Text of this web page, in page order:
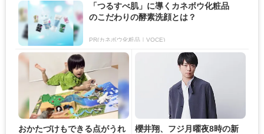
「つるすべ肌」に導くカネボウ化粧品
のこだわりの酵素洗顔とは？
PR(カネボウ化粧品｜VOCE)
おかたづけもできる点がうれ
櫻井翔、フジ月曜夜8時の新